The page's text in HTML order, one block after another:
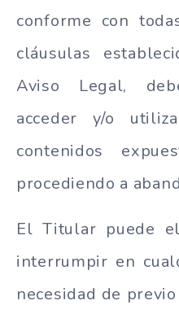
conforme con
cláusulas
Aviso Legal,
acceder y/o
contenidos
procediendo a
El Titular puede
interrumpir en
necesidad de